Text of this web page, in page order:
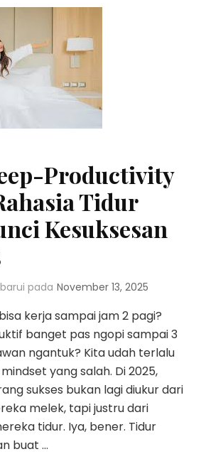
Productivity
Tidur
Kesuksesan
pada November 13, 2025
kerja sampai jam 2 pagi?
banget pas ngopi sampai 3
ngantuk? Kita udah terlalu
yang salah. Di 2025,
sukses bukan lagi diukur dari
melek, tapi justru dari
tidur. Iya, bener. Tidur
buat …